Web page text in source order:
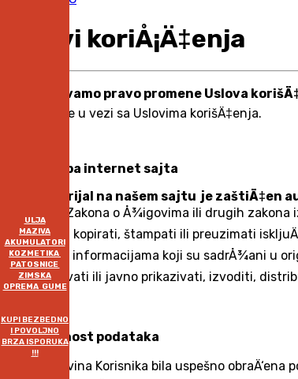
Uslovi koriÅ¡Ä‡enja
ZadrÅ¾avamo pravo promene Uslova
informacije u vezi sa Uslovima korišÄ‡enja.
1. Upotreba internet sajta
Sav materijal na našem sajtu je zaštiÄ‡en
, Zakona o Å¾igovima ili drugih
pregledati, kopirati, štampati ili preuzimati
vlasniÄkim informacijama koji su sadrÅ¾ani u
reprodukovati ili javno prikazivati, izvoditi,
2. Privatnost podataka
Da bi kupovina Korisnika bila uspešno
ULJA
MAZIVA
AKUMULATORI
KOZMETIKA
PATOSNICE
ZIMSKA
OPREMA GUME
KUPI BEZBEDNO
I POVOLJNO
BRZA ISPORUKA
!!!